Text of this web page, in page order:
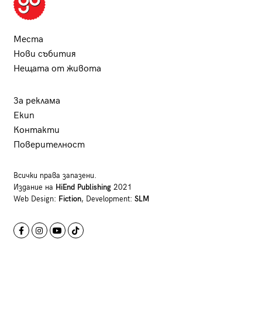
Места
Нови събития
Нещата от живота
За реклама
Екип
Контакти
Поверителност
Всички права запазени.
Издание на HiEnd Publishing2021
Web Design: Fiction, Development: SLM